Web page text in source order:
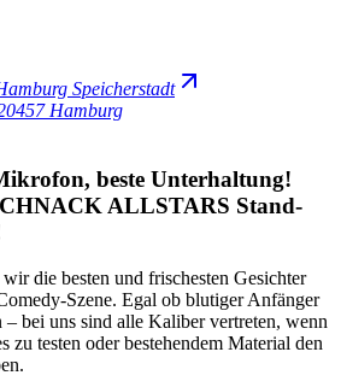
Speicherstadt
Hamburg
beste Unterhaltung!
ALLSTARS Stand-
die besten und frischesten Gesichter
Szene. Egal ob blutiger Anfänger
– bei uns sind alle Kaliber vertreten, wenn
zu testen oder bestehendem Material den